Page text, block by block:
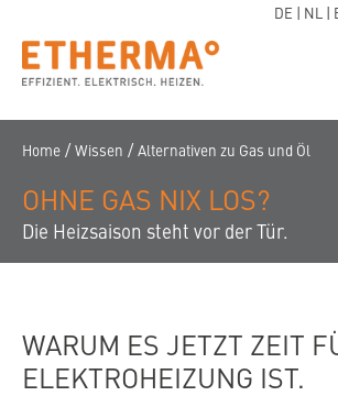
DE NL
HEIZUNG
ECARE
WISSEN
Home / Wissen / Alternativen zu Gas und Öl
OHNE GAS NIX LOS?
Die Heizsaison steht vor der Tür.
WARUM ES JETZT ZEIT
ELEKTROHEIZUNG IST.